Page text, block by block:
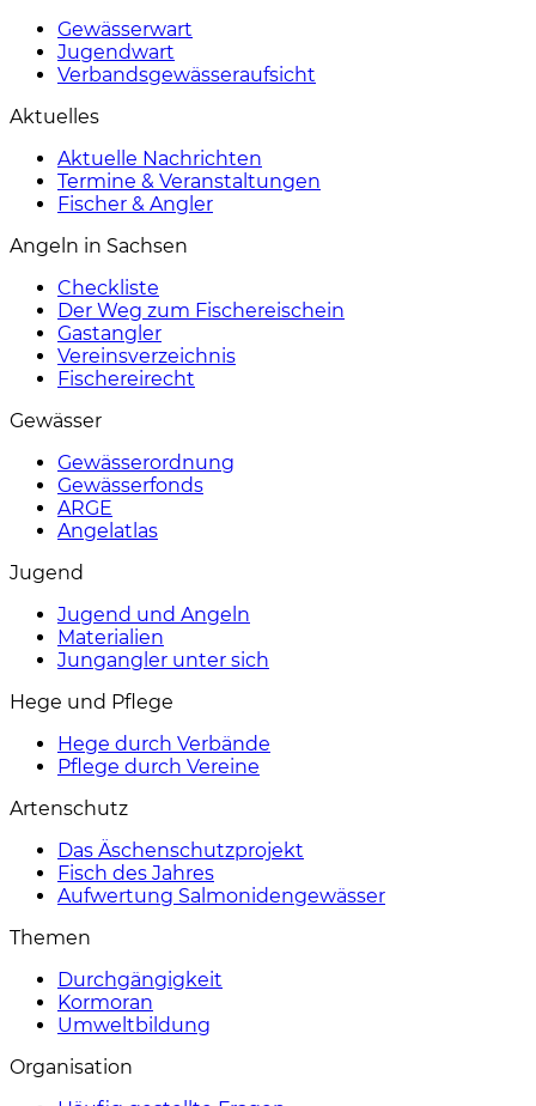
Gewässerwart
Jugendwart
Verbandsgewässeraufsicht
Aktuelles
Aktuelle Nachrichten
Termine & Veranstaltungen
Fischer & Angler
Angeln in Sachsen
Checkliste
Der Weg zum Fischereischein
Gastangler
Vereinsverzeichnis
Fischereirecht
Gewässer
Gewässerordnung
Gewässerfonds
ARGE
Angelatlas
Jugend
Jugend und Angeln
Materialien
Jungangler unter sich
Hege und Pflege
Hege durch Verbände
Pflege durch Vereine
Artenschutz
Das Äschenschutzprojekt
Fisch des Jahres
Aufwertung Salmonidengewässer
Themen
Durchgängigkeit
Kormoran
Umweltbildung
Organisation